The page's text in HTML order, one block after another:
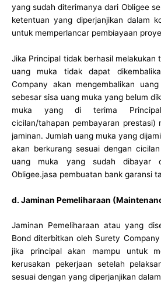
yang sudah diterimanya dari Obligee
ketentuan yang diperjanjikan dalam
untuk memperlancar pembiayaan
Jika Principal tidak berhasil melakukan
uang muka tidak dapat
Company akan mengembalikan
sebesar sisa uang muka yang belum
muka yang di terima
cicilan/tahapan pembayaran prestasi)
jaminan. Jumlah uang muka yang
akan berkurang sesuai dengan
uang muka yang sudah dibayar
Obligee.jasa pembuatan bank garansi
d. Jaminan Pemeliharaan
Jaminan Pemeliharaan atau yang
Bond diterbitkan oleh Surety
jika principal akan mampu untuk
kerusakan pekerjaan setelah
sesuai dengan yang diperjanjikan